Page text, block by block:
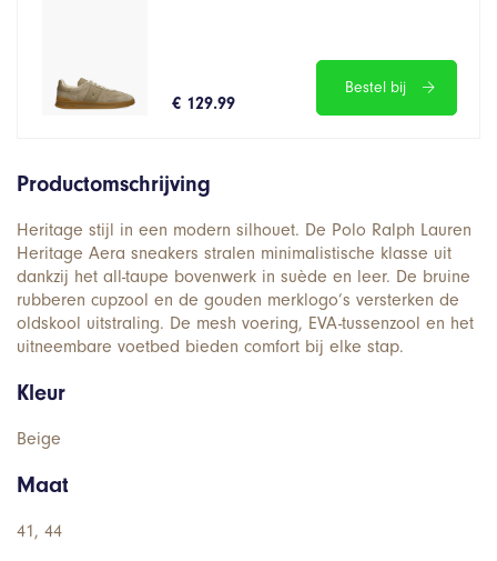
€ 129.99
Bestel bij
Productomschrijving
Heritage stijl in een modern silhouet. De Polo Ralph Lauren
Heritage Aera sneakers stralen minimalistische klasse uit
dankzij het all-taupe bovenwerk in suède en leer. De bruine
rubberen cupzool en de gouden merklogo’s versterken de
oldskool uitstraling. De mesh voering, EVA-tussenzool en het
uitneembare voetbed bieden comfort bij elke stap.
Kleur
Beige
Maat
41, 44